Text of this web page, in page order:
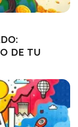
DE TU